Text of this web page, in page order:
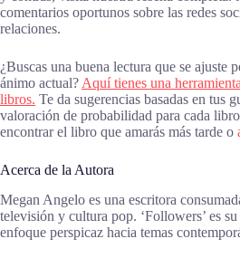
comentarios oportunos sobre las redes
relaciones.
¿Buscas una buena lectura que se ajuste
ánimo actual? Aquí tienes una
libros. Te da sugerencias basadas en tus
valoración de probabilidad para cada
encontrar el libro que amarás más tarde o
Acerca de la Autora
Megan Angelo es una escritora
televisión y cultura pop. ‘Followers’ es
enfoque perspicaz hacia temas